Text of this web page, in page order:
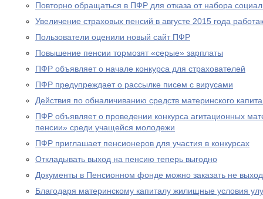
Повторно обращаться в ПФР для отказа от набора
Увеличение страховых пенсий в августе 2015 года
Пользователи оценили новый сайт ПФР
Повышение пенсии тормозят «серые» зарплаты
ПФР объявляет о начале конкурса для страхователей
ПФР предупреждает о рассылке писем с вирусами
Действия по обналичиванию средств материнского
ПФР объявляет о проведении конкурса агитационных
пенсии» среди учащейся молодежи
ПФР приглашает пенсионеров для участия в конкурсах
Откладывать выход на пенсию теперь выгодно
Документы в Пенсионном фонде можно заказать не
Благодаря материнскому капиталу жилищные условия